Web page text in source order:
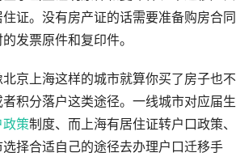
证。没有房产证的话需要准备购房合同
发票原件和复印件。
京上海这样的城市就算你买了房子也不
积分落户这类途径。一线城市对应届生
策制度、而上海有居住证转户口政策、
择合适自己的途径去办理户口迁移手